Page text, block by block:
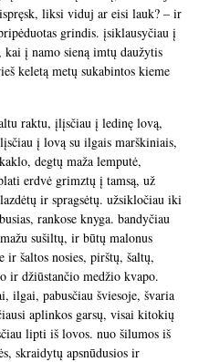
liksi viduj ar eisi lauk? – ir
grindis. įsiklausyčiau į
į namo sieną imtų daužytis
keletą metų sukabintos kieme
raktu, įlįsčiau į ledinę lovą,
į lovą su ilgais marškiniais,
degtų maža lemputė,
erdvė grimztų į tamsą, už
ir spragsėtų. užsikločiau iki
rankose knyga. bandyčiau
sušiltų, ir būtų malonus
ir šaltos nosies, pirštų, šaltų,
ir džiūstančio medžio kvapo.
ilgai, pabusčiau šviesoje, švaria
aplinkos garsų, visai kitokių
lipti iš lovos. nuo šilumos iš
skraidytų apsnūdusios ir